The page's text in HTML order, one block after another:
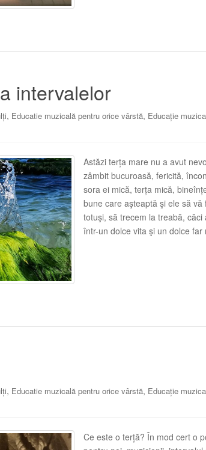
intervalelor
, Educatie muzicală pentru orice vârstă, Educație
Astăzi terța mare nu a avut
zâmbit bucuroasă, fericită,
sora ei mică, terța mică,
bune care aşteaptă şi ele să vă
totuşi, să trecem la treabă,
într-un dolce vita şi un dolce
, Educatie muzicală pentru orice vârstă, Educație
Ce este o terță? În mod cert o